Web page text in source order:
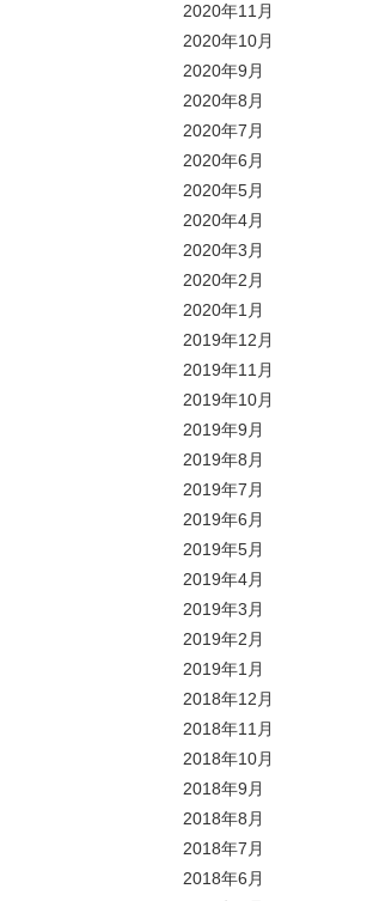
2020年11月
2020年10月
2020年9月
2020年8月
2020年7月
2020年6月
2020年5月
2020年4月
2020年3月
2020年2月
2020年1月
2019年12月
2019年11月
2019年10月
2019年9月
2019年8月
2019年7月
2019年6月
2019年5月
2019年4月
2019年3月
2019年2月
2019年1月
2018年12月
2018年11月
2018年10月
2018年9月
2018年8月
2018年7月
2018年6月